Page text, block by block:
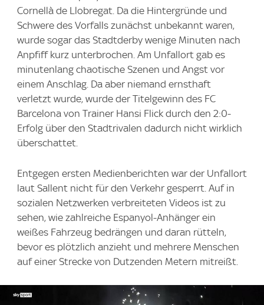
Cornellà de Llobregat. Da die Hintergründe und
Schwere des Vorfalls zunächst unbekannt waren,
wurde sogar das Stadtderby wenige Minuten nach
Anpfiff kurz unterbrochen. Am Unfallort gab es
minutenlang chaotische Szenen und Angst vor
einem Anschlag. Da aber niemand ernsthaft
verletzt wurde, wurde der Titelgewinn des FC
Barcelona von Trainer Hansi Flick durch den 2:0-
Erfolg über den Stadtrivalen dadurch nicht wirklich
überschattet.
Entgegen ersten Medienberichten war der Unfallort
laut Sallent nicht für den Verkehr gesperrt. Auf in
sozialen Netzwerken verbreiteten Videos ist zu
sehen, wie zahlreiche Espanyol-Anhänger ein
weißes Fahrzeug bedrängen und daran rütteln,
bevor es plötzlich anzieht und mehrere Menschen
auf einer Strecke von Dutzenden Metern mitreißt.